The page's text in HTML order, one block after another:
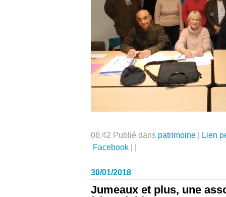
06:42 Publié dans patrimoine | Lien
Facebook | |
30/01/2018
Jumeaux et plus, une